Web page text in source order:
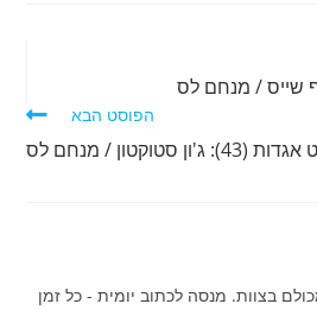
הפוסט הבא
ג'ון סטוקטון / מנחם לס
בצוות. מנסה לכתוב יומית - כל זמן